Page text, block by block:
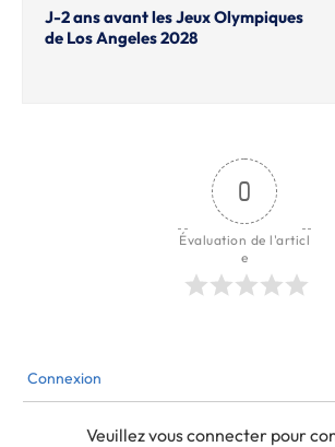
J-2 ans avant les Jeux Olympiques
de Los Angeles 2028
0
Évaluation de l'articl
e
Connexion
Veuillez vous connecter pour